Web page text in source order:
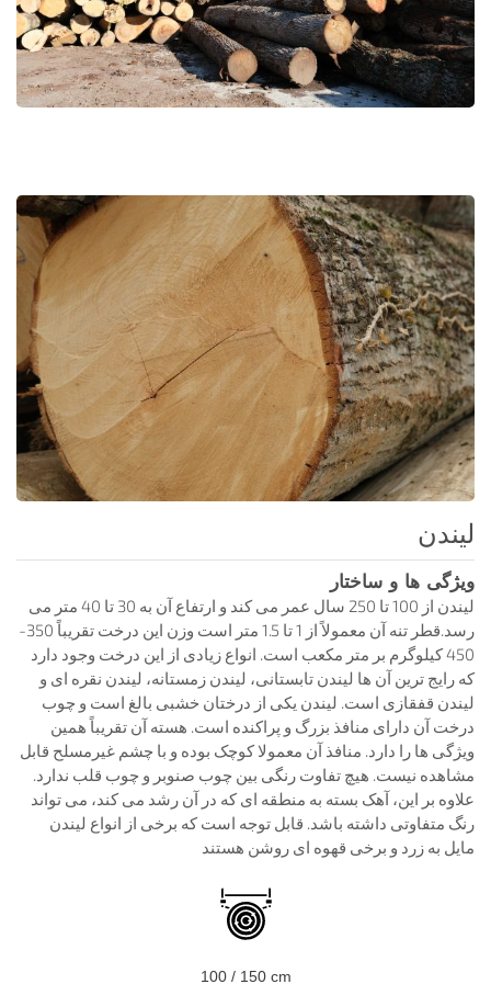
لیندن
ویژگی ها و ساختار
لیندن از 100 تا 250 سال عمر می کند و ارتفاع آن به 30 تا 40 متر می
رسد.قطر تنه آن معمولاً از 1 تا 1.5 متر است وزن این درخت تقریباً 350-
450 کیلوگرم بر متر مکعب است. انواع زیادی از این درخت وجود دارد
که رایج ترین آن ها لیندن تابستانی، لیندن زمستانه، لیندن نقره ای و
لیندن قفقازی است. لیندن یکی از درختان خشبی بالغ است و چوب
درخت آن دارای منافذ بزرگ و پراکنده است. هسته آن تقریباً همین
ویژگی ها را دارد. منافذ آن معمولا کوچک بوده و با چشم غیرمسلح قابل
مشاهده نیست. هیچ تفاوت رنگی بین چوب صنوبر و چوب قلب ندارد.
علاوه بر این، آهک بسته به منطقه ای که در آن رشد می کند، می تواند
رنگ متفاوتی داشته باشد. قابل توجه است که برخی از انواع لیندن
مایل به زرد و برخی قهوه ای روشن هستند
100 / 150 cm